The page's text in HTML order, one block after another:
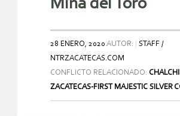
Mina del Toro
28 ENERO, 2020 AUTOR:
STAFF /
NTRZACATECAS.COM
CONFLICTO RELACIONADO:
ZACATECAS-FIRST MAJESTIC SILVER